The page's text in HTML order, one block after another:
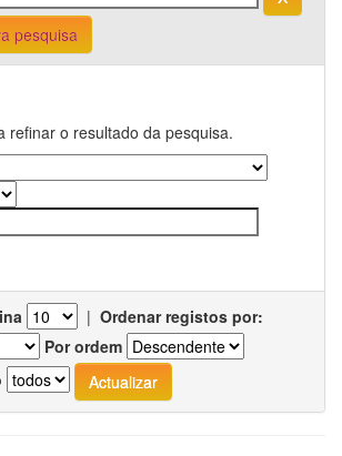
pesquisa
refinar o resultado da pesquisa.
| Ordenar registos por:
Por ordem